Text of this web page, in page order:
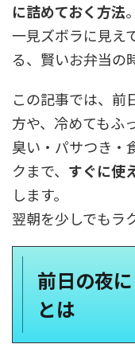
に詰めておく方法。
一見ズボラに見え
る、賢いお弁当の
この記事では、前
方や、冷めてもふ
臭い・パサつき・
クまで、 すぐに使
します。
翌朝を少しでもラ
前日の夜
とは